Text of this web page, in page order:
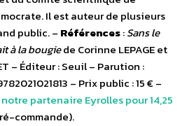
Il est auteur de plusieurs
public. – Références:Sans le
à la bougiede Corinne LEPAGE et
– Éditeur : Seuil – Parution :
– Prix public : 15 € –
partenaire Eyrolles pour 14,25
commande).